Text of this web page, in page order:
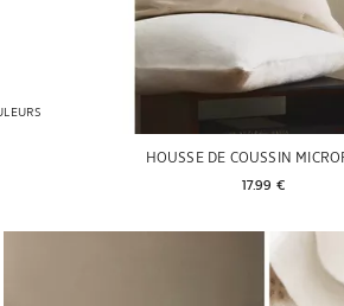
HOUSSE DE COUSSIN
17.99 €